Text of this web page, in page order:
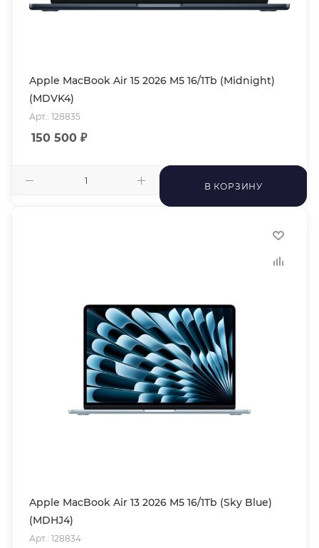
Apple MacBook Air 15 2026 M5 16/1Tb (Midnight)
(MDVK4)
Арт.: 128835
150 500 ₽
В КОРЗИНУ
Apple MacBook Air 13 2026 M5 16/1Tb (Sky Blue)
(MDHJ4)
Арт.: 128834